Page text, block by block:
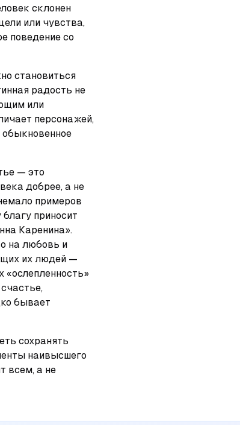
склонен
или чувства,
поведение со
становиться
радость не
или
персонажей,
— это
добрее, а не
примеров
приносит
Каренина».
на любовь и
их людей —
бывает
сохранять
наивысшего
всем, а не